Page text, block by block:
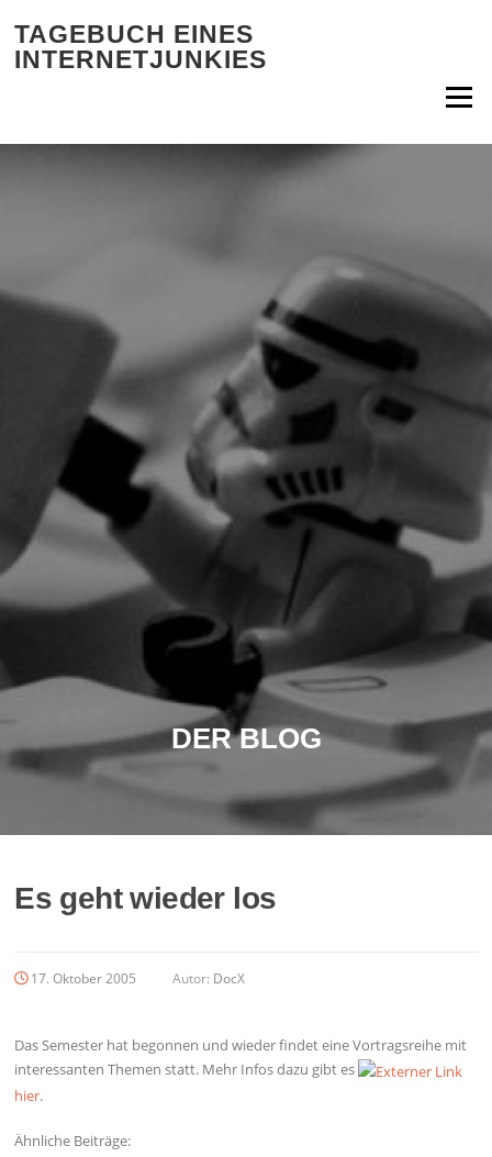
TAGEBUCH EINES
INTERNETJUNKIES
Menü
DER BLOG
Es geht wieder los
17. Oktober 2005 Autor: DocX
Das Semester hat begonnen und wieder findet eine Vortragsreihe mit
interessanten Themen statt. Mehr Infos dazu gibt es
hier.
Ähnliche Beiträge: